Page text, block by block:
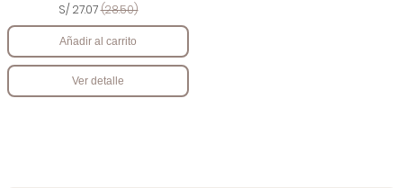
S/ 27.07(28.50)
Añadir al carrito
Ver detalle